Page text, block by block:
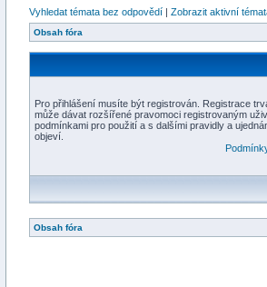
Vyhledat témata bez odpovědí | Zobrazit aktivní
Obsah fóra
Pro přihlášení musíte být registrován. Registrace
může dávat rozšířené pravomoci registrovaným
podmínkami pro použití a s dalšími pravidly a
objeví.
Obsah fóra